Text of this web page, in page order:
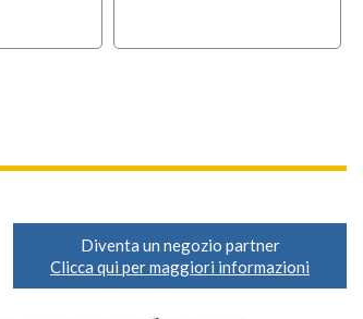
Diventa un negozio partner
Clicca qui per maggiori informazioni